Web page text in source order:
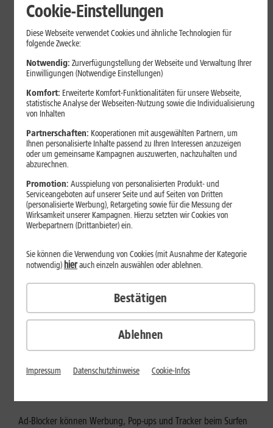
Internet zuhause
Browser-Erweiterungen sicher
nutzen: So erkennst Du
vertrauenswürdige Add-ons
Browser-Erweiterungen können praktisch sein, greifen aber je
nach Berechtigung tief in Deine Browserdaten ein. Der Beitrag
zeigt Dir, wie Du Add-ons vor der Installation prüfst und riskante
Erweiterungen erkennst.
Mehr erfahren
Internet zuhause
Ad-Blocker aktivieren: Werbung
Ad-Blocker können Werbung, Pop-ups und Tracker beim Surfen
Cookie-Einstellungen
Diese Webseite verwendet Cookies und ähnliche Technologien für
folgende Zwecke:
Notwendig: Zurverfügungstellung der Webseite und Verwaltung Ihrer
Einwilligungen (Notwendige Einstellungen)
Komfort: Erweiterte Komfort-Funktionalitäten für unsere Webseite,
statistische Analyse der Webseiten-Nutzung sowie die Individualisierung
von Inhalten
Partnerschaften: Kooperationen mit ausgewählten Partnern, um
Ihnen personalisierte Inhalte passend zu Ihren Interessen anzuzeigen
oder um gemeinsame Kampagnen auszuwerten, nachzuhalten und
abzurechnen.
Promotion: Ausspielung von personalisierten Produkt- und
Serviceangeboten auf unserer Seite und auf Seiten von Dritten
(personalisierte Werbung), Retargeting sowie für die Messung der
Wirksamkeit unserer Kampagnen. Hierzu setzten wir Cookies von
Werbepartnern (Drittanbieter) ein.
Ablehnen
Sie können die Verwendung von Cookies (mit Ausnahme der Kategorie
notwendig) hierauch einzeln auswählen oder ablehnen.
Bestätigen
Impressum Datenschutzhinweise Cookie-Infos